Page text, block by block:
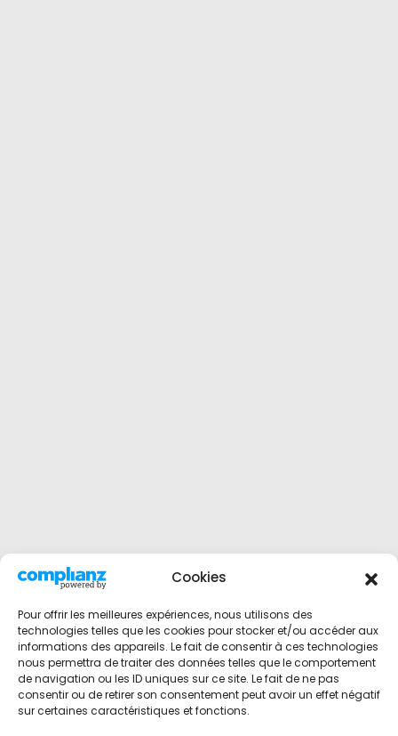
Cookies
Pour offrir les meilleures expériences, nous utilisons des
technologies telles que les cookies pour stocker et/ou accéder aux
informations des appareils. Le fait de consentir à ces technologies
nous permettra de traiter des données telles que le comportement
de navigation ou les ID uniques sur ce site. Le fait de ne pas
consentir ou de retirer son consentement peut avoir un effet négatif
sur certaines caractéristiques et fonctions.